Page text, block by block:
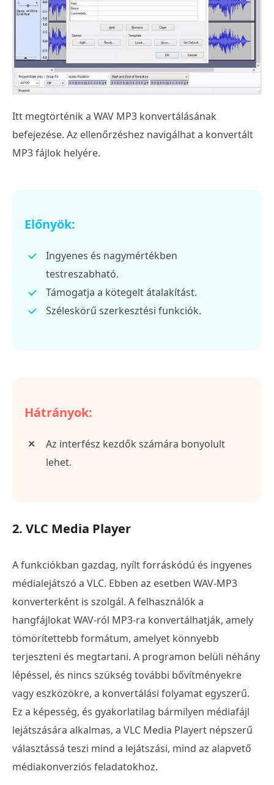
Itt megtörténik a WAV MP3 konvertálásának
befejezése. Az ellenőrzéshez navigálhat a konvertált
MP3 fájlok helyére.
Előnyök:
Ingyenes és nagymértékben
testreszabható.
Támogatja a kötegelt átalakítást.
Széleskörű szerkesztési funkciók.
Hátrányok:
Az interfész kezdők számára bonyolult
lehet.
2. VLC Media Player
A funkciókban gazdag, nyílt forráskódú és ingyenes
médialejátszó a VLC. Ebben az esetben WAV-MP3
konverterként is szolgál. A felhasználók a
hangfájlokat WAV-ról MP3-ra konvertálhatják, amely
tömörítettebb formátum, amelyet könnyebb
terjeszteni és megtartani. A programon belüli néhány
lépéssel, és nincs szükség további bővítményekre
vagy eszközökre, a konvertálási folyamat egyszerű.
Ez a képesség, és gyakorlatilag bármilyen médiafájl
lejátszására alkalmas, a VLC Media Playert népszerű
választássá teszi mind a lejátszási, mind az alapvető
médiakonverziós feladatokhoz.